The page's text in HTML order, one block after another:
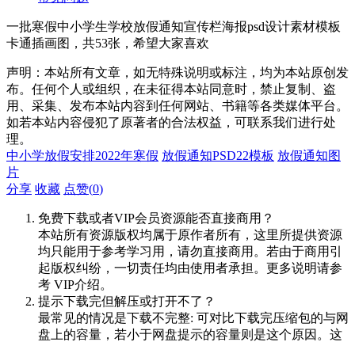
一批寒假中小学生学校放假通知宣传栏海报psd设计素材模板
卡通插画图，共53张，希望大家喜欢
声明：本站所有文章，如无特殊说明或标注，均为本站原创发
布。任何个人或组织，在未征得本站同意时，禁止复制、盗
用、采集、发布本站内容到任何网站、书籍等各类媒体平台。
如若本站内容侵犯了原著者的合法权益，可联系我们进行处
理。
中小学放假安排2022年寒假 放假通知PSD22模板 放假通知图
片
分享 收藏 点赞(0)
免费下载或者VIP会员资源能否直接商用？
本站所有资源版权均属于原作者所有，这里所提供资源
均只能用于参考学习用，请勿直接商用。若由于商用引
起版权纠纷，一切责任均由使用者承担。更多说明请参
考 VIP介绍。
提示下载完但解压或打开不了？
最常见的情况是下载不完整: 可对比下载完压缩包的与网
盘上的容量，若小于网盘提示的容量则是这个原因。这